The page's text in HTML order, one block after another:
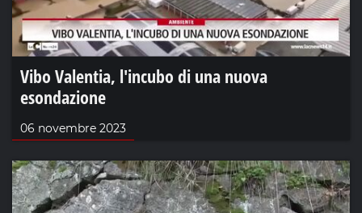
Vibo Valentia, l'incubo di una nuova
esondazione
06 novembre 2023